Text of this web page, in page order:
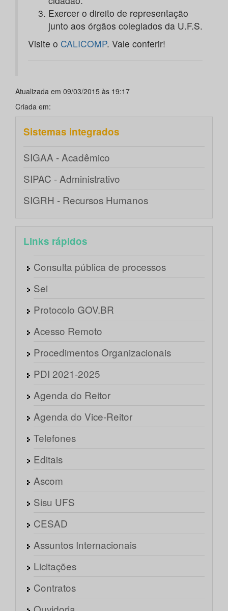
Exercer o direito de representação
junto aos órgãos colegiados da U.F.S.
Visite o CALICOMP. Vale conferir!
Atualizada em 09/03/2015 às 19:17
Criada em:
Sistemas integrados
SIGAA - Acadêmico
SIPAC - Administrativo
SIGRH - Recursos Humanos
Links rápidos
Consulta pública de processos
Sei
Protocolo GOV.BR
Acesso Remoto
Procedimentos Organizacionais
PDI 2021-2025
Agenda do Reitor
Agenda do Vice-Reitor
Telefones
Editais
Ascom
Sisu UFS
CESAD
Assuntos Internacionais
Licitações
Contratos